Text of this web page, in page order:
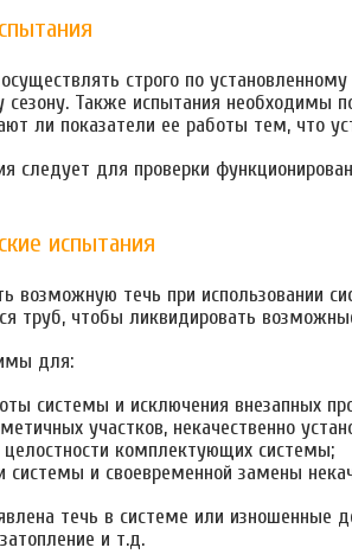
строго по
сезону. Также испытания необходимы
ли показатели ее работы тем, что
следует для проверки
испытания
возможную течь при использовании
труб, чтобы ликвидировать
для:
системы и исключения внезапных
участков, некачественно
комплектующих системы;
системы и своевременной замены
течь в системе или изношенные
и т.д.